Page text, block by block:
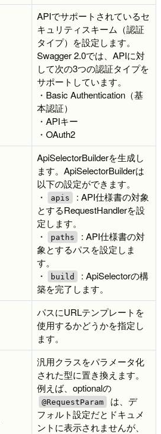
APIでサポートされているセ
キュリティスキーム（認証
タイプ）を設定します。
Swagger 2.0では、APIに対
して次の3つの認証タイプを
サポートしています。
・Basic Authentication（基
本認証）
・APIキー
・OAuth2
ApiSelectorBuilderを生成し
ます。ApiSelectorBuilderは
以下の設定ができます。
・
apis
: API仕様書の対象
とするRequestHandlerを設
定します。
・
paths
: API仕様書の対
象とするパスを設定しま
す。
・
build
: ApiSelectorの構
築を完了します。
パスにURLテンプレートを
使用するかどうかを指定し
ます。
汎用クラスをパラメータ化
された型に置き換えます。
例えば、optionalの
@RequestParam
は、デ
フォルト設定だとドキュメ
ントに表示されませんが、